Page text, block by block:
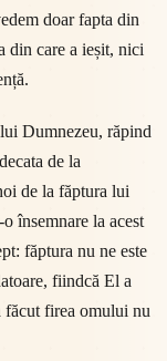
doar fapta din
din care a ieșit, nici
Dumnezeu, răpind
de la
de la făptura lui
însemnare la acest
făptura nu ne este
fiindcă El a
făcut firea omului nu